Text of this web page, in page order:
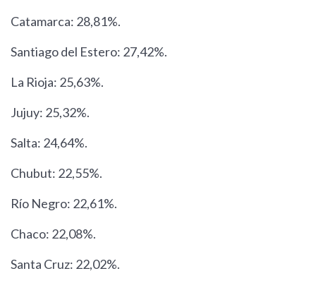
Catamarca: 28,81%.
Santiago del Estero: 27,42%.
La Rioja: 25,63%.
Jujuy: 25,32%.
Salta: 24,64%.
Chubut: 22,55%.
Río Negro: 22,61%.
Chaco: 22,08%.
Santa Cruz: 22,02%.